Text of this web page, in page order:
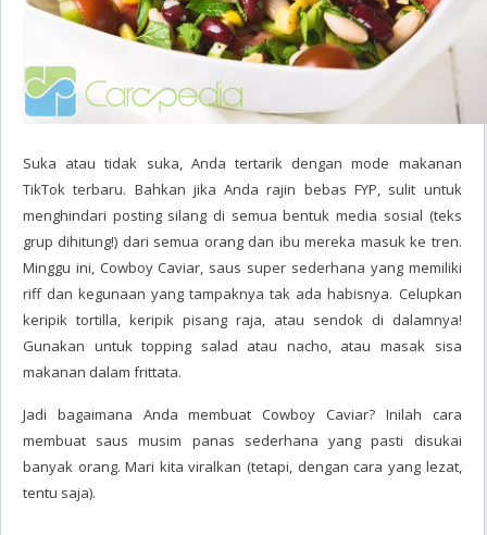
Suka atau tidak suka, Anda tertarik dengan mode makanan
TikTok terbaru. Bahkan jika Anda rajin bebas FYP, sulit untuk
menghindari posting silang di semua bentuk media sosial (teks
grup dihitung!) dari semua orang dan ibu mereka masuk ke tren.
Minggu ini, Cowboy Caviar, saus super sederhana yang memiliki
riff dan kegunaan yang tampaknya tak ada habisnya. Celupkan
keripik tortilla, keripik pisang raja, atau sendok di dalamnya!
Gunakan untuk topping salad atau nacho, atau masak sisa
makanan dalam frittata.
Jadi bagaimana Anda membuat Cowboy Caviar? Inilah cara
membuat saus musim panas sederhana yang pasti disukai
banyak orang. Mari kita viralkan (tetapi, dengan cara yang lezat,
tentu saja).